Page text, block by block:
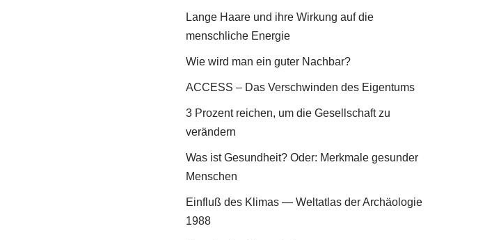
Lange Haare und ihre Wirkung auf die
menschliche Energie
Wie wird man ein guter Nachbar?
ACCESS – Das Verschwinden des Eigentums
3 Prozent reichen, um die Gesellschaft zu
verändern
Was ist Gesundheit? Oder: Merkmale gesunder
Menschen
Einfluß des Klimas — Weltatlas der Archäologie
1988